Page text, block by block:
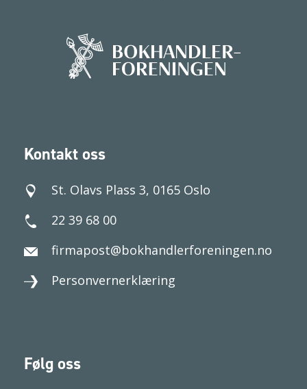
Kontakt oss
St. Olavs Plass 3, 0165 Oslo
22 39 68 00
firmapost@bokhandlerforeningen.no
Personvernerklæring
Følg oss